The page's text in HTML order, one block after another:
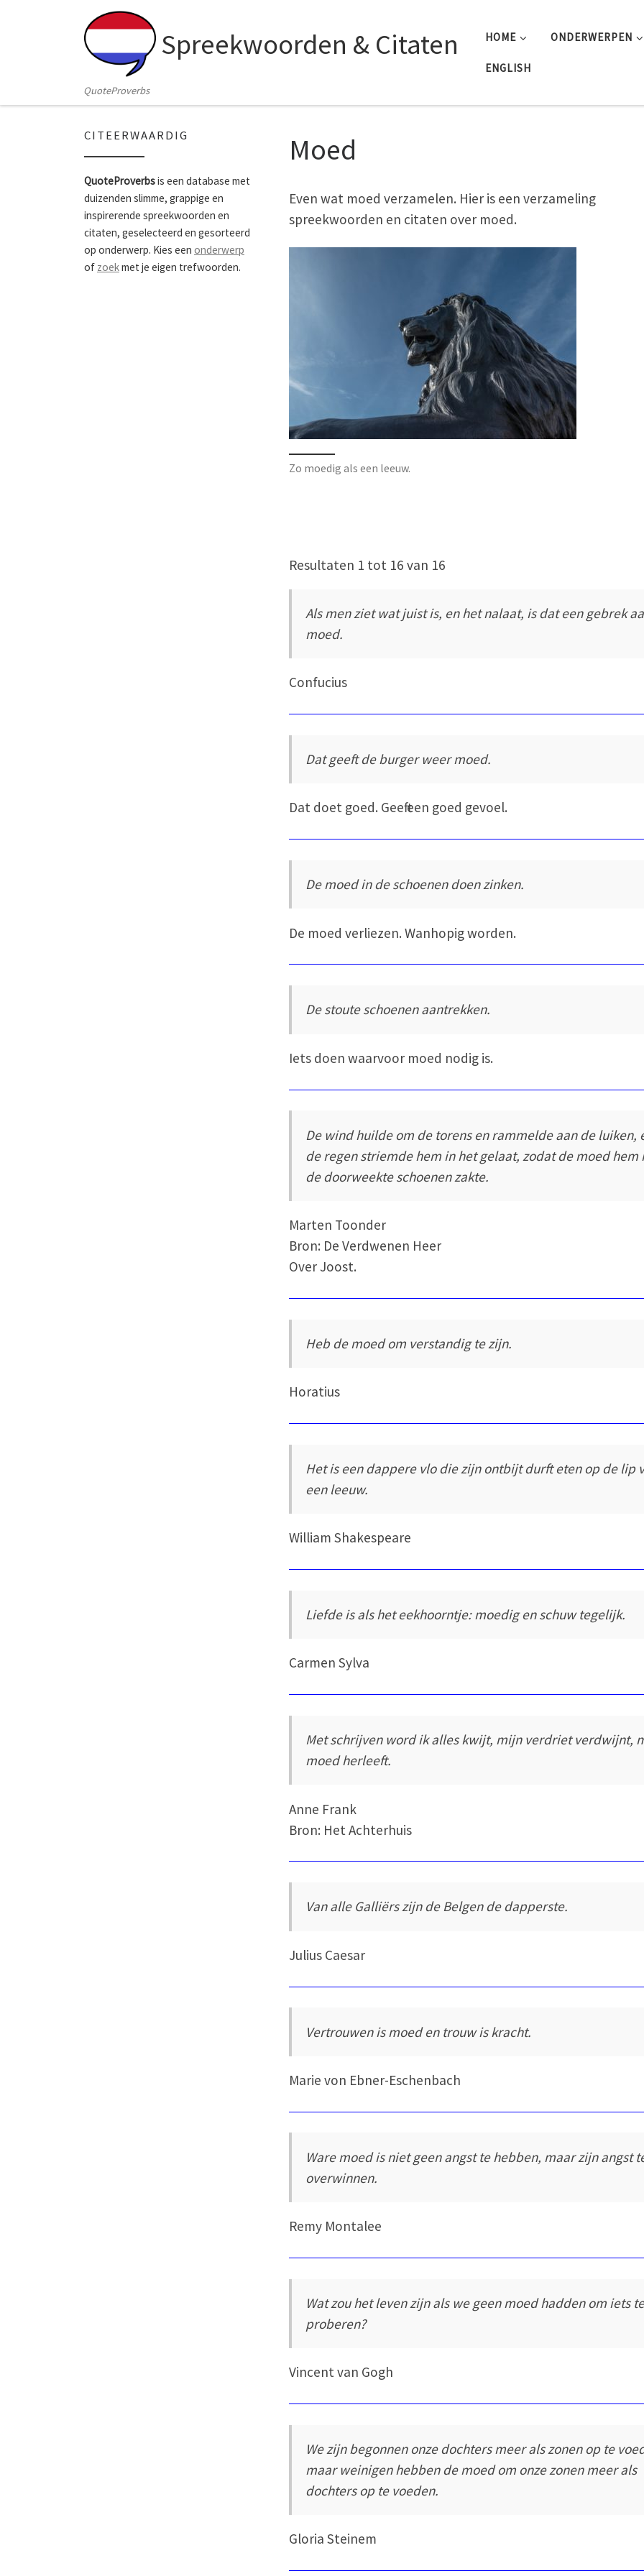
Skip to content
Spreekwoorden & Citaten
QuoteProverbs
HOME ONDERWERPEN
ENGLISH
Moed
Even wat moed verzamelen. Hier is een verzameling
spreekwoorden en citaten over moed.
Zo moedig als een leeuw.
Resultaten 1 tot 16 van 16
Als men ziet wat juist is, en het nalaat, is dat een gebrek
moed.
Confucius
Dat geeft de burger weer moed.
Dat doet goed. Geeft een goed gevoel.
De moed in de schoenen doen zinken.
De moed verliezen. Wanhopig worden.
De stoute schoenen aantrekken.
Iets doen waarvoor moed nodig is.
De wind huilde om de torens en rammelde aan de luiken,
de regen striemde hem in het gelaat, zodat de moed hem
de doorweekte schoenen zakte.
Marten Toonder
Bron: De Verdwenen Heer
Over Joost.
Heb de moed om verstandig te zijn.
Horatius
Het is een dappere vlo die zijn ontbijt durft eten op de lip
een leeuw.
William Shakespeare
Liefde is als het eekhoorntje: moedig en schuw tegelijk.
Carmen Sylva
Met schrijven word ik alles kwijt, mijn verdriet verdwijnt,
moed herleeft.
Anne Frank
Bron: Het Achterhuis
Van alle Galliërs zijn de Belgen de dapperste.
Julius Caesar
Vertrouwen is moed en trouw is kracht.
Marie von Ebner-Eschenbach
Ware moed is niet geen angst te hebben, maar zijn angst
overwinnen.
Remy Montalee
Wat zou het leven zijn als we geen moed hadden om iets
proberen?
Vincent van Gogh
We zijn begonnen onze dochters meer als zonen op te
maar weinigen hebben de moed om onze zonen meer als
dochters op te voeden.
Gloria Steinem
CITEERWAARDIG
QuoteProverbsis een database met
duizenden slimme, grappige en
inspirerende spreekwoorden en
citaten, geselecteerd en gesorteerd
op onderwerp. Kies een onderwerp
of zoekmet je eigen trefwoorden.